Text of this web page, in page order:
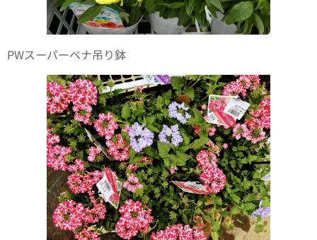
PWスーパーベナ吊り鉢